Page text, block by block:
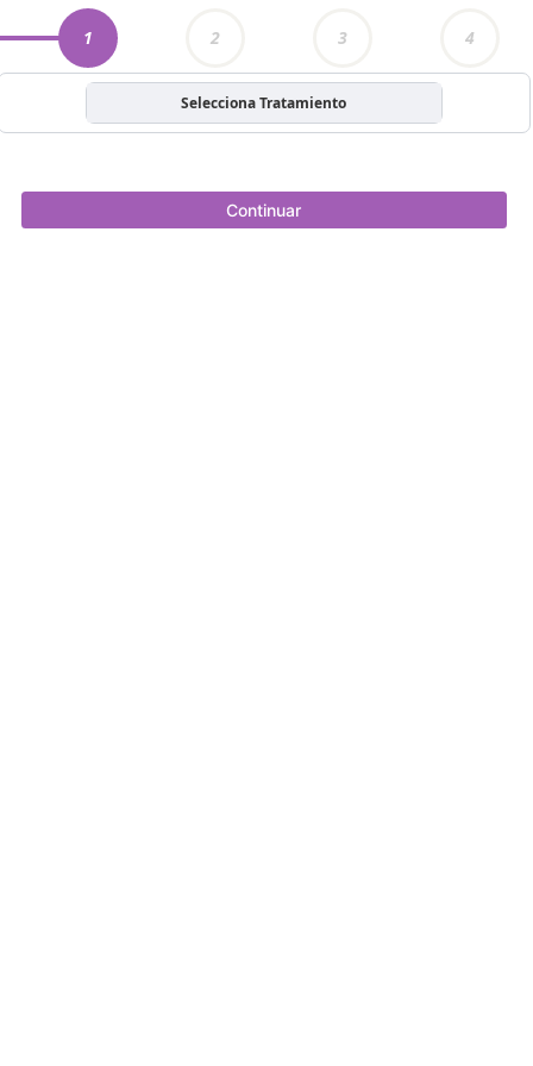
1 2 3 4
Selecciona Tratamiento
Continuar